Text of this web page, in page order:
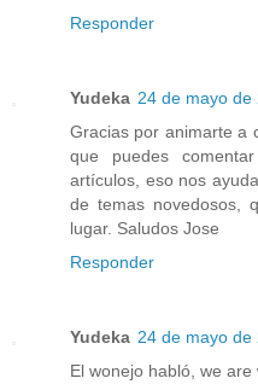
Responder
Yudeka 24 de mayo de
Gracias por animarte a
que puedes
artículos, eso nos
de temas novedosos,
lugar. Saludos Jose
Responder
Yudeka 24 de mayo de
El wonejo habló, we are